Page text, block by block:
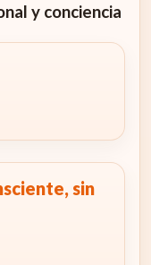
y conciencia
sin